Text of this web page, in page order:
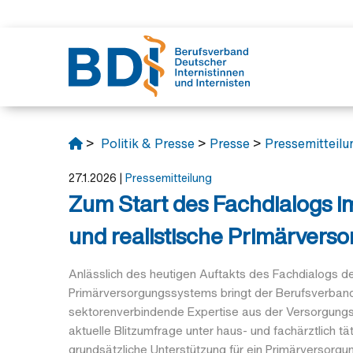
Das
Das
BJÄ
> Politik & Presse > Presse >
27.1.2026 | Pressemitteilung
Zum Start des Fachdialogs
und realistische
Anlässlich des heutigen Auftakts des Fachdialogs
Primärversorgungssystems bringt der
sektorenverbindende Expertise aus der
aktuelle Blitzumfrage unter haus- und fachärztlich
grundsätzliche Unterstützung für ein